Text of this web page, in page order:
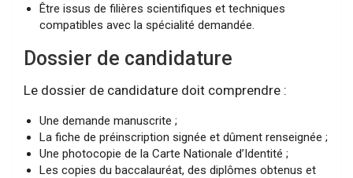
Être issus de filières scientifiques et techniques
compatibles avec la spécialité demandée.
Dossier de candidature
Le dossier de candidature doit comprendre :
Une demande manuscrite ;
La fiche de préinscription signée et dûment renseignée ;
Une photocopie de la Carte Nationale d’Identité ;
Les copies du baccalauréat, des diplômes obtenus et